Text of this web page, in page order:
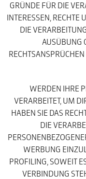
GRÜNDE FÜR DIE
INTERESSEN, RECHTE
DIE
AUSÜBUNG
WERDEN IHRE
VERARBEITET, UM
HABEN SIE DAS
DIE
WERBUNG
PROFILING, SOWEIT
VERBINDUNG